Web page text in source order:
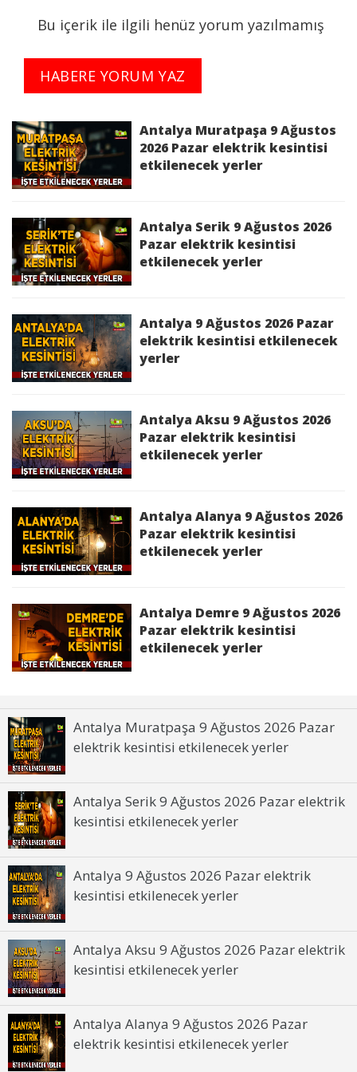
Sebebi ile İş Sağlığı ve Güvenliği'ni de gözeterek
Kesinti Nedeni :Bakım Çalışması
Kesinti Tarihi : 2026-06-30 09:00:00 - 16:00:00
Planlı Kesintiden Etkilenen Cadde / Sokak :
BÜYÜKSÖĞLE Mah.,MERKEZ
KÜÇÜKSÖĞLE,MERKEZ KÜÇÜKSÖĞLE Mah.
bölgelerinde 30/06/2026 09:00:00 - 30/06/2026
16:00:00 saatleri arasında Yatırım Çalışması
elektrik kesintisi yapılacaktır.
Kesinti Nedeni :Yatırım Çalışması
kesintisinden etkilenecek yerler
Aksu 30 Haziran 2026 Salı elektrik
kesintisinden etkilenecek yerler
Alanya 30 Haziran 2026 Salı elektrik
kesintisinden etkilenecek yerler
Demre 30 Haziran 2026 Salı elektrik
Döşemealtı 30 Haziran 2026 Salı elektrik
kesintisinden etkilenecek yerler
İbradı 30 Haziran 2026 Salı elektrik
kesintisinden etkilenecek yerler
Kemer 30 Haziran 2026 Salı elektrik
kesintisinden etkilenecek yerler
Kepez 30 Haziran 2026 Salı elektrik
kesintisinden etkilenecek yerler
Bu içerik ile ilgili henüz yorum yazılmamış
HABERE YORUM YAZ
Antalya Muratpaşa 9 Ağustos
2026 Pazar elektrik kesintisi
etkilenecek yerler
Antalya Serik 9 Ağustos 2026
Pazar elektrik kesintisi
etkilenecek yerler
Antalya 9 Ağustos 2026 Pazar
elektrik kesintisi etkilenecek
yerler
Antalya Aksu 9 Ağustos 2026
Pazar elektrik kesintisi
etkilenecek yerler
Antalya Alanya 9 Ağustos 2026
Pazar elektrik kesintisi
etkilenecek yerler
Antalya Demre 9 Ağustos 2026
Pazar elektrik kesintisi
etkilenecek yerler
Antalya Muratpaşa 9 Ağustos 2026 Pazar
elektrik kesintisi etkilenecek yerler
Antalya Serik 9 Ağustos 2026 Pazar elektrik
kesintisi etkilenecek yerler
Antalya 9 Ağustos 2026 Pazar elektrik
kesintisi etkilenecek yerler
Antalya Aksu 9 Ağustos 2026 Pazar elektrik
kesintisi etkilenecek yerler
Antalya Alanya 9 Ağustos 2026 Pazar
elektrik kesintisi etkilenecek yerler